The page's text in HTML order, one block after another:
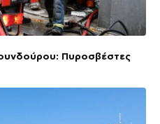
Πυροσβέστες